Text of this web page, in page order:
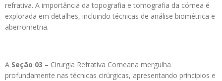
refrativa. A importância da topografia e tomografia da córnea é
explorada em detalhes, incluindo técnicas de análise biométrica e
aberrometria.
A Seção 03 – Cirurgia Refrativa Corneana mergulha
profundamente nas técnicas cirúrgicas, apresentando princípios e